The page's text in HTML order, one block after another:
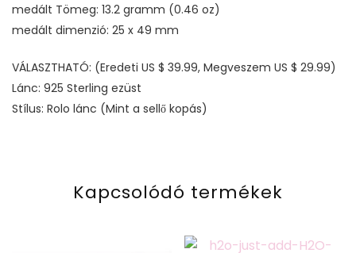
medált Tömeg: 13.2 gramm (0.46 oz)
medált dimenzió: 25 x 49 mm
VÁLASZTHATÓ: (Eredeti US $ 39.99, Megveszem US $ 29.99)
Lánc: 925 Sterling ezüst
Stílus: Rolo lánc (Mint a sellő kopás)
Kapcsolódó termékek